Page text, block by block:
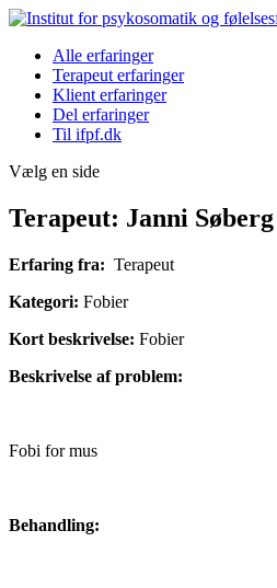
Alle erfaringer
Terapeut erfaringer
Klient erfaringer
Del erfaringer
Til ifpf.dk
Vælg en side
Terapeut: Janni Søberg
Erfaring fra: Terapeut
Kategori: Fobier
Kort beskrivelse: Fobier
Beskrivelse af problem:
Fobi for mus
Behandling: